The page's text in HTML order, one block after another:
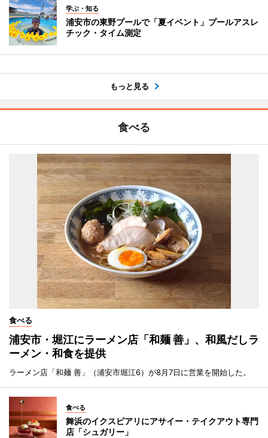
学ぶ・知る
浦安市の東野プールで「夏イベント」プールアスレ
チック・タイム測定
もっと見る
食べる
食べる
浦安市・堀江にラーメン店「和麺 善」、和風だしラ
ーメン・和食を提供
ラーメン店「和麺 善」（浦安市堀江6）が8月7日に営業を開始した。
食べる
舞浜のイクスピアリにアサイー・テイクアウト専門
店「シュガリー」